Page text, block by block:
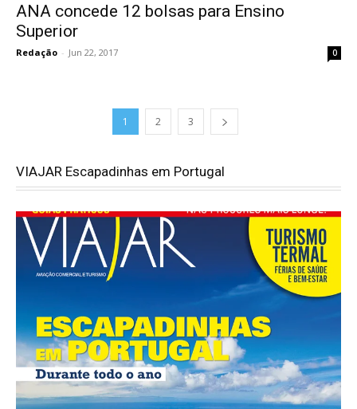
ANA concede 12 bolsas para Ensino
Superior
Redação - Jun 22, 2017 0
1 2 3
VIAJAR Escapadinhas em Portugal